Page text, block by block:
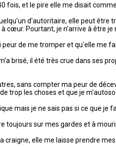
fois, et le pire elle me disait
d'autoritaire, elle peut
cœur. Pourtant, je n'arrive à être
de me tromper et qu'elle me
brisé, il été très crue dans ses
sans compter ma peur de
trop les choses et que je
mais je ne sais pas si ce que je
toujours sur mes gardes et à
craigne, elle me laisse prendre